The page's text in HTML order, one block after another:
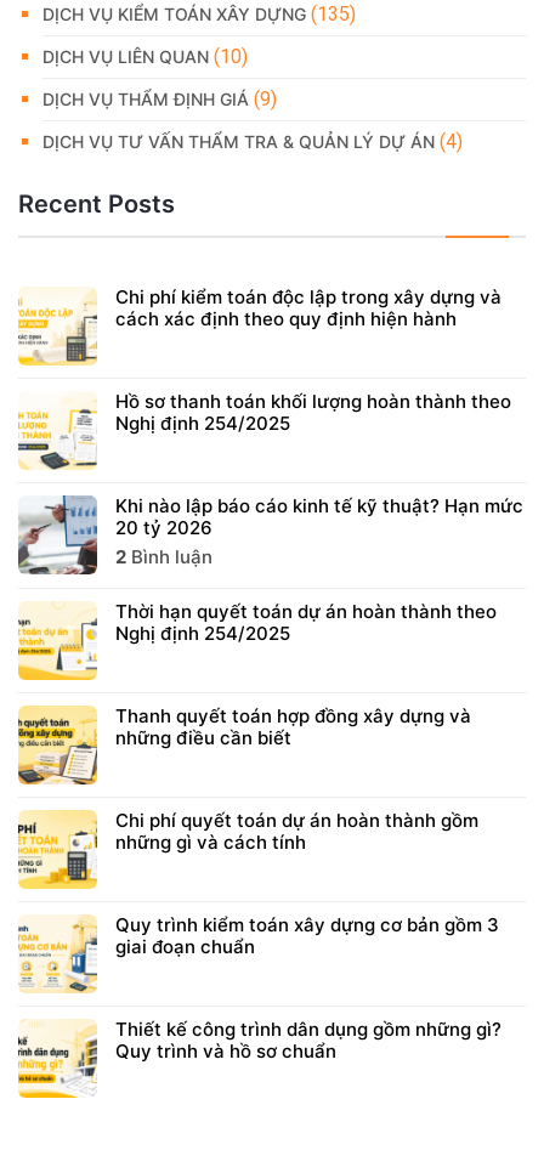
DỊCH VỤ KIỂM TOÁN XÂY DỰNG (135)
DỊCH VỤ LIÊN QUAN (10)
DỊCH VỤ THẨM ĐỊNH GIÁ (9)
DỊCH VỤ TƯ VẤN THẨM TRA & QUẢN LÝ DỰ ÁN (4)
Recent Posts
Chi phí kiểm toán độc lập trong xây dựng và
cách xác định theo quy định hiện hành
Hồ sơ thanh toán khối lượng hoàn thành theo
Nghị định 254/2025
Khi nào lập báo cáo kinh tế kỹ thuật? Hạn mức
20 tỷ 2026
2 Bình luận
Thời hạn quyết toán dự án hoàn thành theo
Nghị định 254/2025
Thanh quyết toán hợp đồng xây dựng và
những điều cần biết
Chi phí quyết toán dự án hoàn thành gồm
những gì và cách tính
Quy trình kiểm toán xây dựng cơ bản gồm 3
giai đoạn chuẩn
Thiết kế công trình dân dụng gồm những gì?
Quy trình và hồ sơ chuẩn